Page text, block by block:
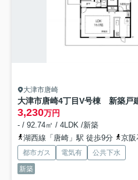
大津市唐崎
大津市唐崎4丁目V号棟 新築戸
3,230万円
- / 92.74㎡ / 4LDK /新築
湖西線「唐崎」駅 徒歩9分
京阪
都市ガス 電気有
公共下水
新築